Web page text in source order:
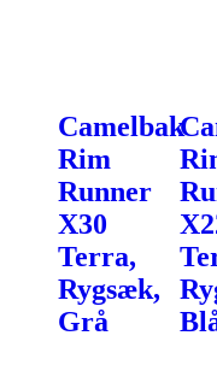
Camelbak
Rim
Runner
X30
Terra,
Rygsæk,
Grå